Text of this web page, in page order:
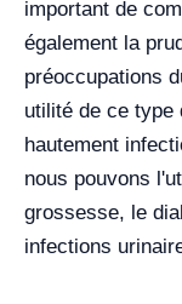
important de
également la
préoccupations
utilité de ce type
hautement
nous pouvons
grossesse, le
infections